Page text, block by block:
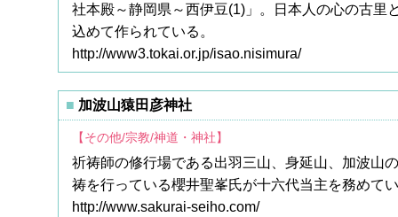
社本殿～静岡県～西伊豆(1)」。日本人の心の古里
込めて作られている。
http://www3.tokai.or.jp/isao.nisimura/
加波山猿田彦神社
【その他/宗教/神道・神社】
祈祷師の修行場である出羽三山、身延山、加波山
祷を行っている櫻井聖峯氏が十六代当主を務めて
http://www.sakurai-seiho.com/